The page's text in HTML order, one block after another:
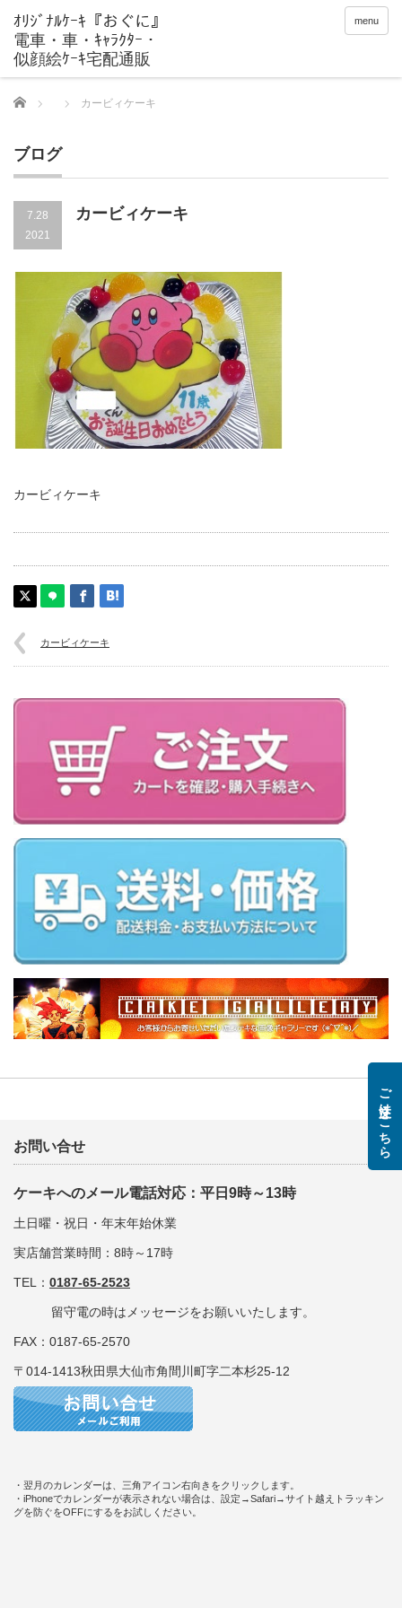
menu
Home カービィケーキ
ブログ
7.28
2021
カービィケーキ
カービィケーキ
カービィケーキ
お問い合せ
ケーキへのメール電話対応：平日9時～13時
土日曜・祝日・年末年始休業
実店舗営業時間：8時～17時
TEL： 0187-65-2523
留守電の時はメッセージをお願いいたします。
FAX：0187-65-2570
〒014-1413秋田県大仙市角間川町字二本杉25-12
・翌月のカレンダーは、三角アイコン右向きをクリックします。
・iPhoneでカレンダーが表示されない場合は、設定→Safari→サイト越えトラッキン
グを防ぐをOFFにするをお試しください。
ご注文はこちら